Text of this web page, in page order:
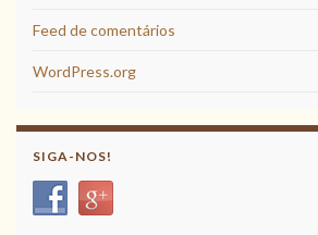
Feed de comentários
WordPress.org
SIGA-NOS!